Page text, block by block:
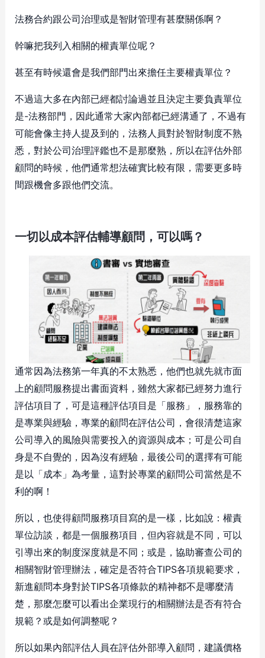
法務合約跟公司治理或是智財管理有甚麼關係啊？
幹嘛把我列入相關的權責單位呢？
甚至有時候還會是我們部門出來擔任主要權責單位？
不過這大多在內部已經都討論過並且決定主要負責單位
是-法務部門，因此通常大家內部都已經溝通了，不過有
可能會像主持人提及到的，法務人員對於智財制度不熟
悉，對於公司治理評鑑也不是那麼熟，所以在評估外部
顧問的時候，他們通常想法確實比較有限，需要更多時
間跟機會多跟他們交流。
一切以成本評估輔導顧問，可以嗎？
通常因為法務第一年真的不太熟悉，他們也就先就市面
上的顧問服務提出書面資料，雖然大家都已經努力進行
評估項目了，可是這種評估項目是「服務」，服務靠的
是專業與經驗，專業的顧問在評估公司，會很清楚這家
公司導入的風險與需要投入的資源與成本；可是公司自
身是不自覺的，因為沒有經驗，最後公司的選擇有可能
是以「成本」為考量，這對於專業的顧問公司當然是不
利的啊！
所以，也使得顧問服務項目寫的是一樣，比如說：權責
單位訪談，都是一個服務項目，但內容就是不同，可以
引導出來的制度深度就是不同；或是，協助審查公司的
相關智財管理辦法，確定是否符合TIPS各項規範要求，
新進顧問本身對於TIPS各項條款的精神都不是哪麼清
楚，那麼怎麼可以看出企業現行的相關辦法是否有符合
規範？或是如何調整呢？
所以如果內部評估人員在評估外部導入顧問，建議價格